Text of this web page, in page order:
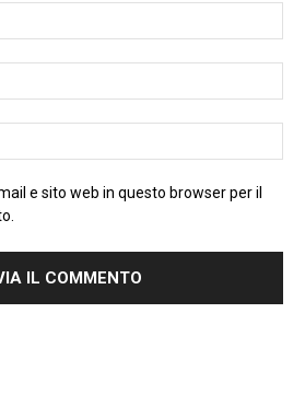
e sito web in questo browser per il